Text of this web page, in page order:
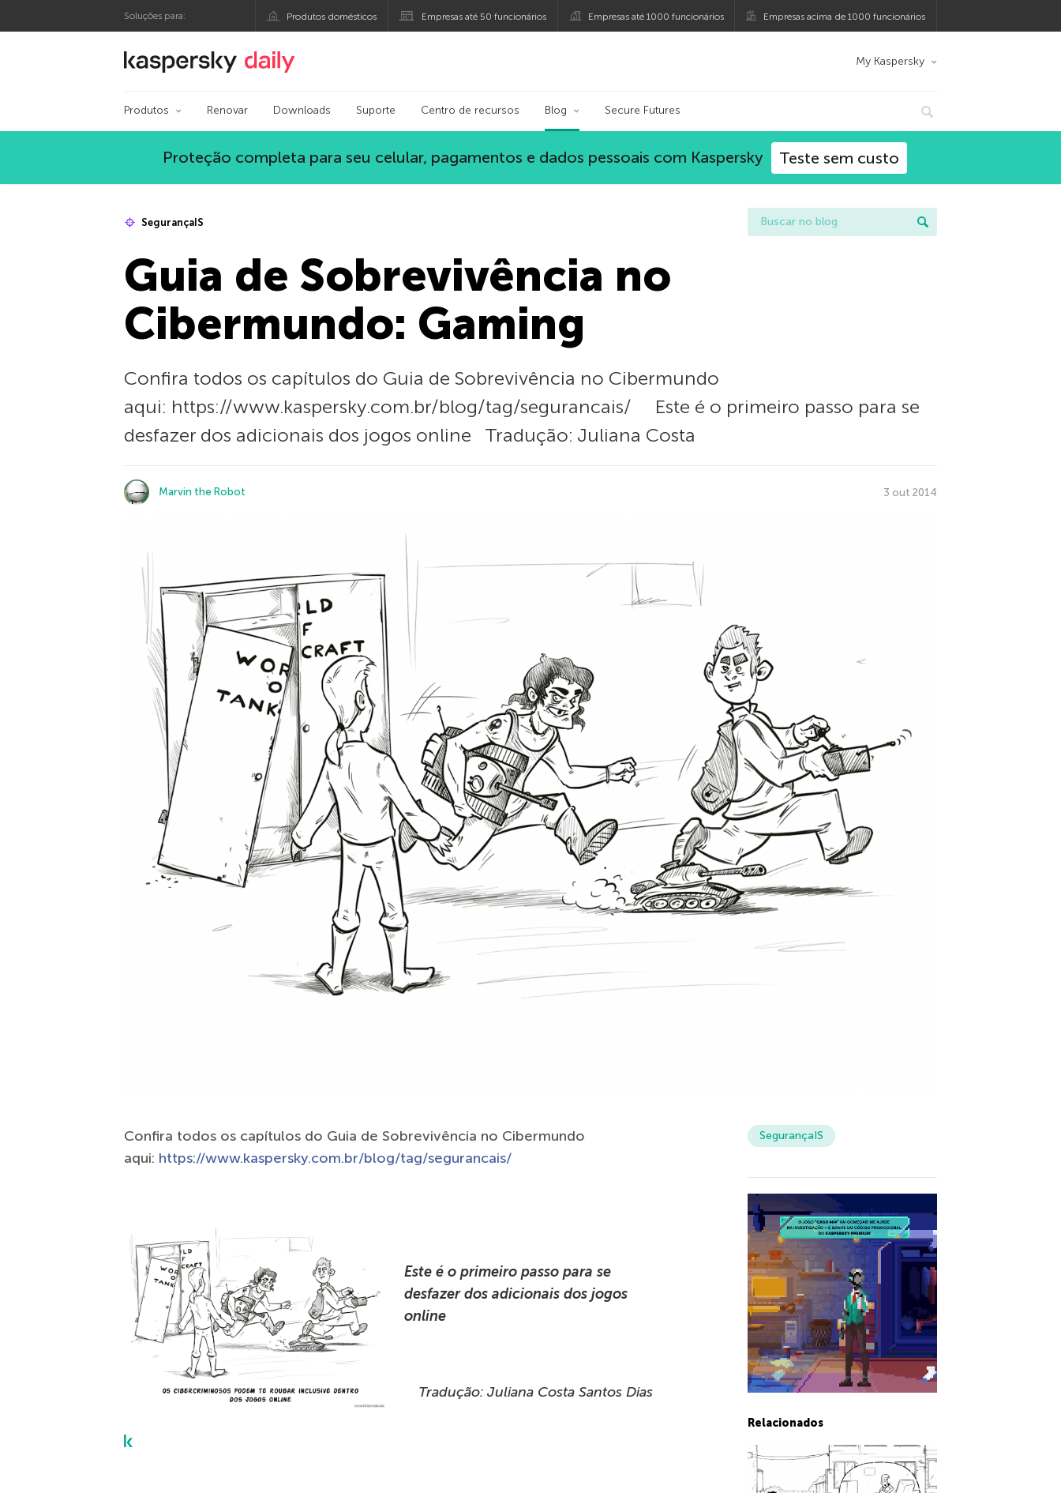
Soluções para: Produtos domésticos Empresas até 50 funcionários Empresas até 1000 funcionários Empresas acima de 1000 funcionários
Blog oficial da Kaspersky My Kaspersky
Produtos Renovar Downloads Suporte Centro de recursos Blog Secure Futures
Proteção completa para seu celular, pagamentos e dados pessoais com Kaspersky Teste sem custo
SegurançaIS
Guia de Sobrevivência no
Cibermundo: Gaming
Confira todos os capítulos do Guia de Sobrevivência no Cibermundo
aqui: https://www.kaspersky.com.br/blog/tag/segurancais/ Este é o primeiro passo para se
desfazer dos adicionais dos jogos online Tradução: Juliana Costa
Marvin the Robot 3 out 2014
Confira todos os capítulos do Guia de Sobrevivência no Cibermundo
aqui: https://www.kaspersky.com.br/blog/tag/segurancais/
Este é o primeiro passo para se
desfazer dos adicionais dos jogos
online
Tradução: Juliana Costa Santos Dias
SegurançaIS
Relacionados